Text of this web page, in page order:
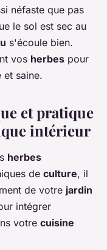
néfaste que pas
le sol est sec au
s'écoule bien.
vos herbes pour
et saine.
et pratique
intérieur
herbes
de culture, il
de votre jardin
intégrer
votre cuisine